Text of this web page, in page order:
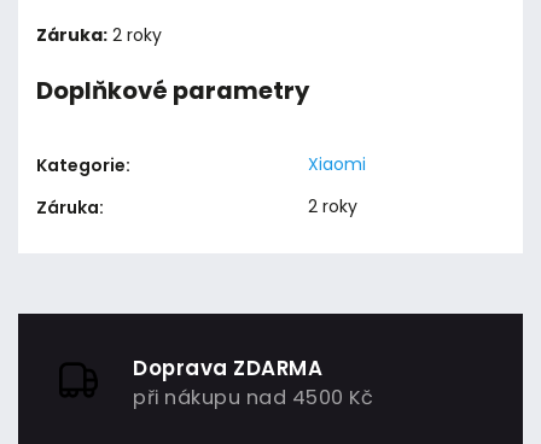
Záruka: 2 roky
Doplňkové parametry
Kategorie:
Xiaomi
Záruka: 2 roky
Doprava ZDARMA
při nákupu nad 4500 Kč